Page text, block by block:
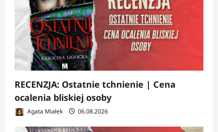
RECENZJA: Ostatnie tchnienie | Cena
ocalenia bliskiej osoby
Agata Miałek 06.08.2026